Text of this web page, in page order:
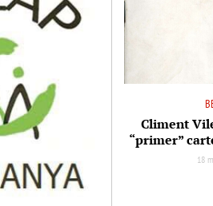
Climent
“primer”
18